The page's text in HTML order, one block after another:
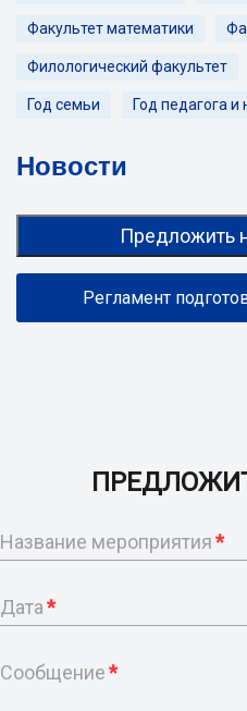
Факультет математики
Филологический факультет
Год семьи Год педагога и
Новости
Предложить
Регламент
Название мероприятия*
Дата*
Сообщение*